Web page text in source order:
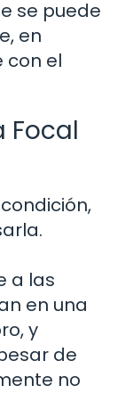
se puede
en
con el
Focal
a las
en una
y
de
no